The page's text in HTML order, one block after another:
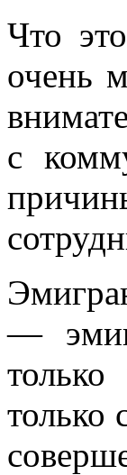
Что
очень
с
—
только